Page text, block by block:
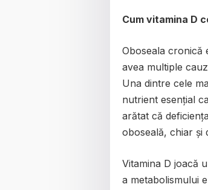
Cum vitamina D
Oboseala cronică
avea multiple
Una dintre cele
nutrient esențial
arătat că
oboseală, chiar și
Vitamina D joacă
a metabolismului